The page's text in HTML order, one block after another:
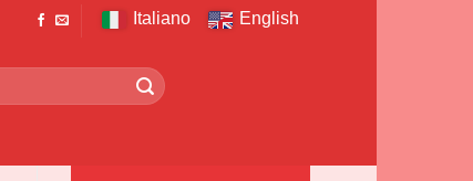
Italiano English